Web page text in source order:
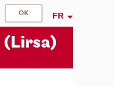
FR
(Lirsa)